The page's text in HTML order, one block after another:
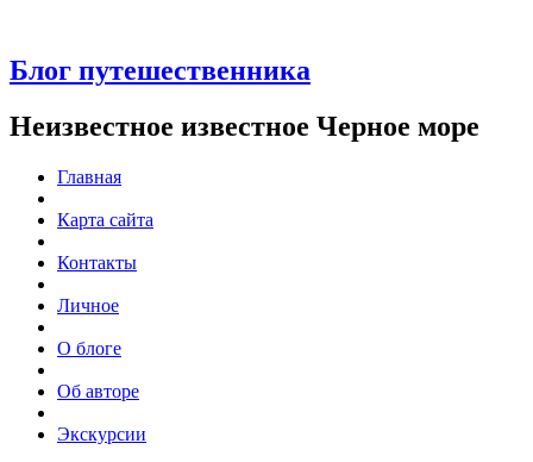
Блог путешественника
Неизвестное известное Черное море
Главная
Карта сайта
Контакты
Личное
О блоге
Об авторе
Экскурсии